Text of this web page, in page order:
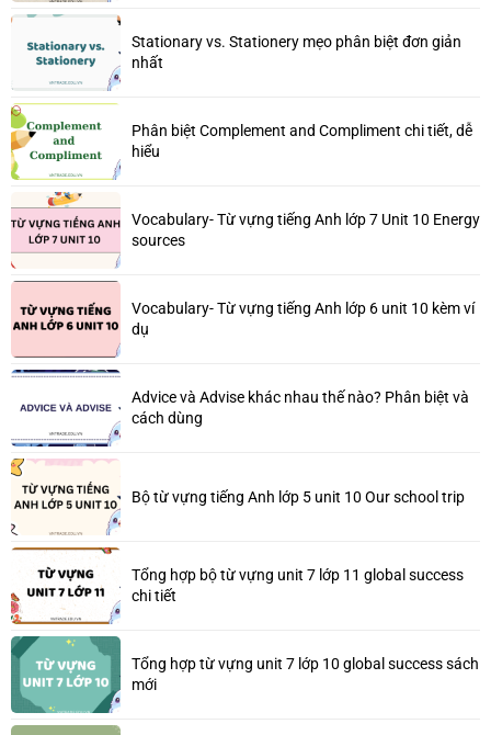
Stationary vs. Stationery mẹo phân biệt đơn giản
nhất
Phân biệt Complement and Compliment chi tiết, dễ
hiểu
Vocabulary- Từ vựng tiếng Anh lớp 7 Unit 10 Energy
sources
Vocabulary- Từ vựng tiếng Anh lớp 6 unit 10 kèm ví
dụ
Advice và Advise khác nhau thế nào? Phân biệt và
cách dùng
Bộ từ vựng tiếng Anh lớp 5 unit 10 Our school trip
Tổng hợp bộ từ vựng unit 7 lớp 11 global success
chi tiết
Tổng hợp từ vựng unit 7 lớp 10 global success sách
mới